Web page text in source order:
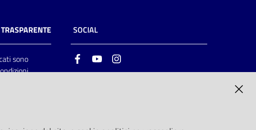
sono
SOCIAL
FacebookYoutube